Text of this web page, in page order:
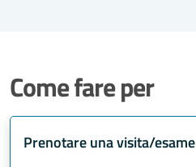
Come fare per
Prenotare una visita/esame